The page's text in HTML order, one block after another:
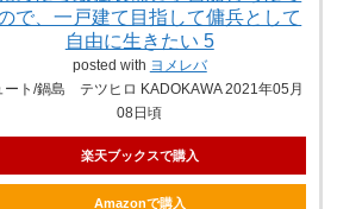
で、一戸建て目指して傭兵として
自由に生きたい 5
posted with ヨメレバ
ート/鍋島 テツヒロ KADOKAWA 2021年05月
08日頃
楽天ブックスで購入
Amazonで購入